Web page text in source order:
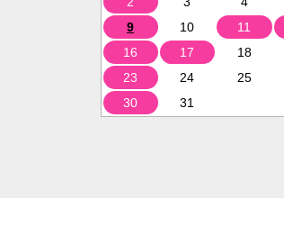
9
10
11
16
17
18
23
24
25
30
31